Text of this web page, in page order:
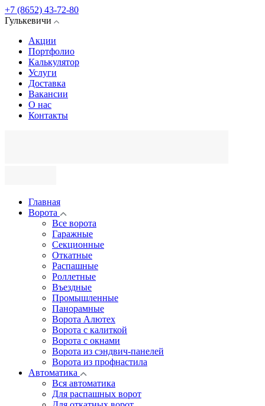
+7 (8652) 43-72-80
Гулькевичи
Акции
Портфолио
Калькулятор
Услуги
Доставка
Вакансии
О нас
Контакты
Главная
Ворота
Все ворота
Гаражные
Секционные
Откатные
Распашные
Роллетные
Въездные
Промышленные
Панорамные
Ворота Алютех
Ворота с калиткой
Ворота c окнами
Ворота из сэндвич-панелей
Ворота из профнастила
Автоматика
Вся автоматика
Для распашных ворот